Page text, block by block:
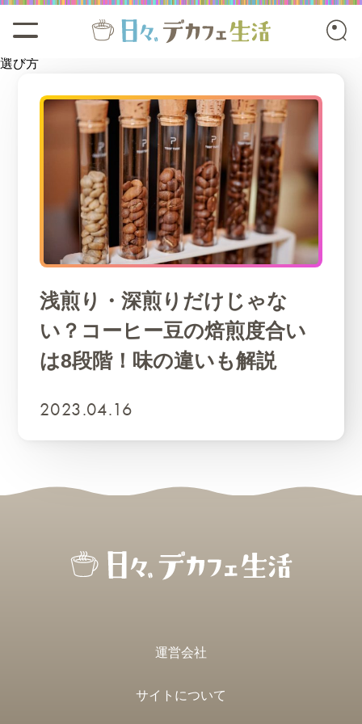
選び方
浅煎り・深煎りだけじゃな
い？コーヒー豆の焙煎度合い
は8段階！味の違いも解説
2023.04.16
運営会社
サイトについて